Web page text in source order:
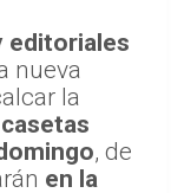
editoriales
nueva
la
casetas
, de
en la